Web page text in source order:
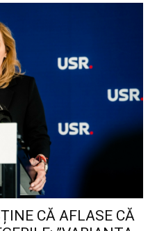
CĂ AFLASE CĂ